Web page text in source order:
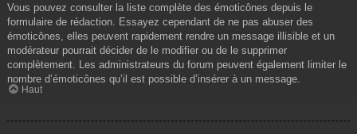
Vous pouvez consulter la liste complète des émoticônes depuis le
formulaire de rédaction. Essayez cependant de ne pas abuser des
émoticônes, elles peuvent rapidement rendre un message illisible et un
modérateur pourrait décider de le modifier ou de le supprimer
complètement. Les administrateurs du forum peuvent également limiter le
nombre d’émoticônes qu’il est possible d’insérer à un message.
Haut